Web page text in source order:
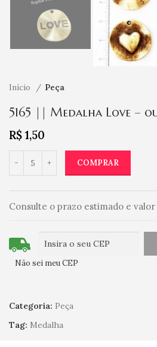
Início Peça
5165 || Medalha Love –
R$ 1,50
COMPRAR
Consulte o prazo estimado e
Não sei meu CEP
Categoria: Peça
Tag: Medalha